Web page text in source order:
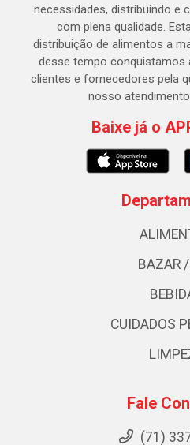
necessidades, distribuindo e
com plena qualidade.
distribuição de alimentos a
desse tempo
clientes e fornecedores pela
nosso
Baixe já o
BAZAR
CUIDADOS
Fale
(71)